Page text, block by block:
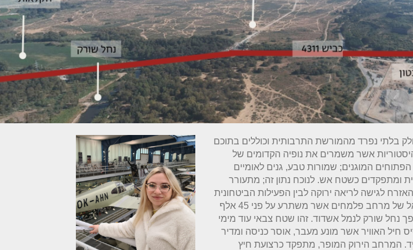
בלתי נפרד מהמורשת התרבותית וכוללים בתוכם
היסטוריות אשר משמרים את נופיה הקדומים של
40% מהשטחים הפתוחים המוגנים; שמורות טבע, גנים לאומיים
ומתפקדים כשטח אש. לנוכח נתון זה; מתעורר
לגישה לריאה ירוקה לבין הפעילות הביטחונית
בשטח. על רקע זה בולט הפוטנציאל של מרחב פלמחים אשר משתרע על פני 45 אלף
נחל שורק לנמל אשדוד. זהו שטח צבאי עוד מימי
חיל האוויר אשר מונע מעבר, אוסר כניסה ומדיר
המרחב הירוק המופר, מתפקד כרצועת חיץ